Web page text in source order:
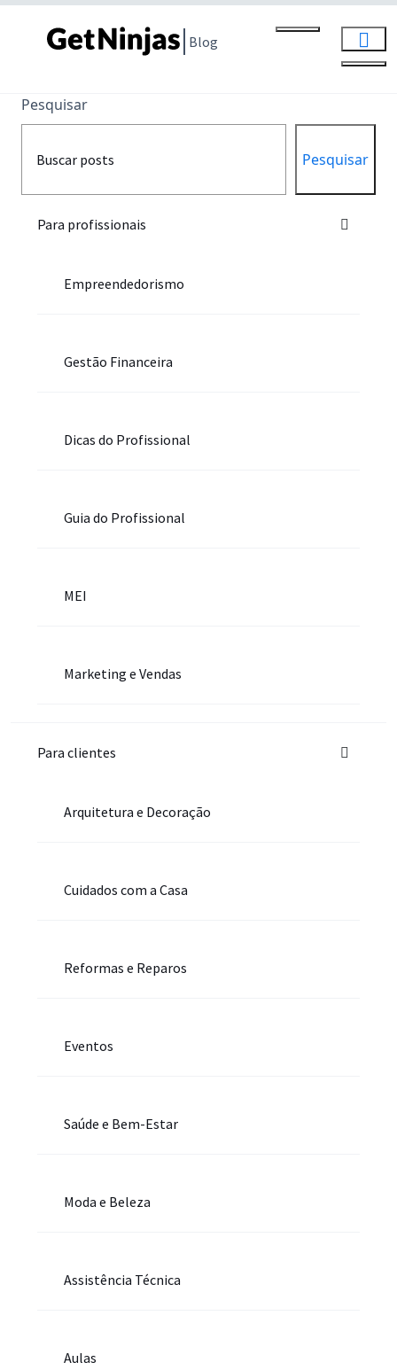
Blog
Pesquisar
Pesquisar
Para profissionais
Empreendedorismo
Gestão Financeira
Dicas do Profissional
Guia do Profissional
MEI
Marketing e Vendas
Para clientes
Arquitetura e Decoração
Cuidados com a Casa
Reformas e Reparos
Eventos
Saúde e Bem-Estar
Moda e Beleza
Assistência Técnica
Aulas